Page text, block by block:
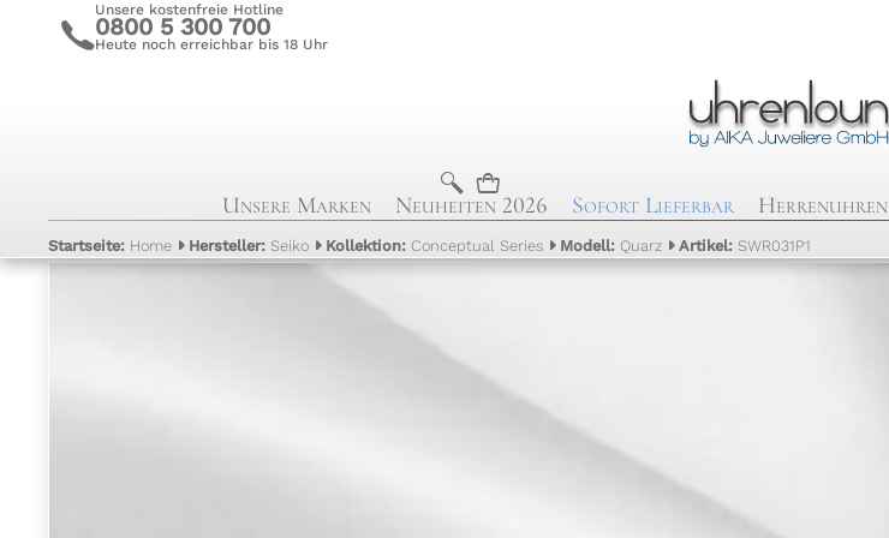
c
Unsere kostenfreie Hotline
0800 5 300 700
Heute noch erreichbar bis 18 Uhr
b n
Unsere Marken Neuheiten 2026 Sofort Lieferbar Herrenuhren
Startseite: Home Hersteller:Seiko Kollektion: Conceptual Series Modell: Quarz Artikel:SWR031P1